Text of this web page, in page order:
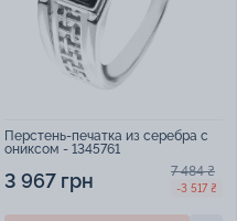
Перстень-печатка из серебра с
ониксом - 1345761
3 967 грн 7 484 ₴
-3 517 ₴